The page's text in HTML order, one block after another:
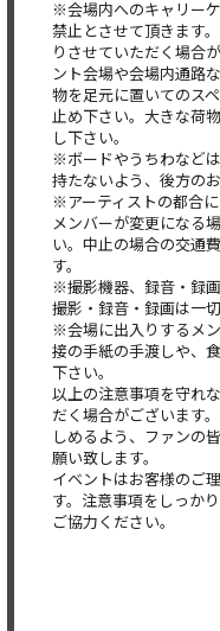
※会場内へのキャリー
禁止とさせて頂きます
りさせていただく場合
ント会場や会場内通路
物を足元に置いてのス
止め下さい。大きな荷
し下さい。
※ボードやうちわなど
持たないよう、後方の
※アーティストの都合
メンバーが変更になる
い。中止の場合の交通
す。
※撮影機器、録音・録
撮影・録音・録画は一切
※会場に出入りするメ
接の手紙の手渡しや、
下さい。
以上の注意事項を守れ
だく場合がございます
しめるよう、ファンの
願い致します。
イベントはお客様のご
す。注意事項をしっか
ご協力ください。